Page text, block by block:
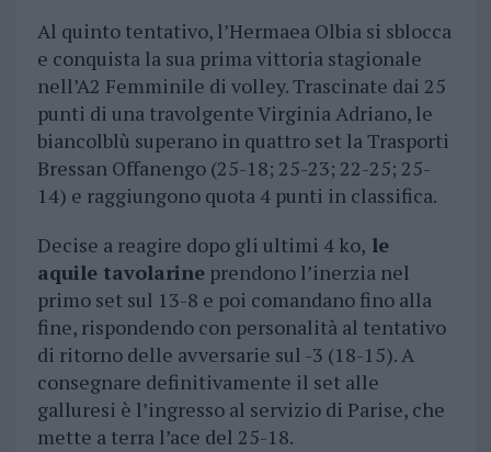
Al quinto tentativo, l’Hermaea Olbia si sblocca
e conquista la sua prima vittoria stagionale
nell’A2 Femminile di volley. Trascinate dai 25
punti di una travolgente Virginia Adriano, le
biancolblù superano in quattro set la Trasporti
Bressan Offanengo (25-18; 25-23; 22-25; 25-
14) e raggiungono quota 4 punti in classifica.
Decise a reagire dopo gli ultimi 4 ko, le
aquile tavolarineprendono l’inerzia nel
primo set sul 13-8 e poi comandano fino alla
fine, rispondendo con personalità al tentativo
di ritorno delle avversarie sul -3 (18-15). A
consegnare definitivamente il set alle
galluresi è l’ingresso al servizio di Parise, che
mette a terra l’ace del 25-18.